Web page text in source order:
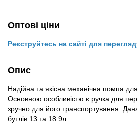
Оптові ціни
Реєструйтесь на сайті для
Опис
Надійна та якісна механічна помпа
Основною особливістю є ручка для
зручно для його транспортування.
бутлів 13 та 18.9л.